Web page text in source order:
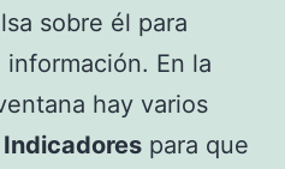
sobre él para
En la
hay varios
Indicadores para que